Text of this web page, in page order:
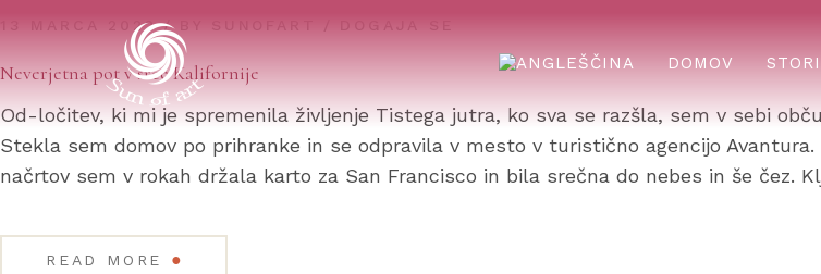
DOMOV
13 MARCA 2022
Neverjetna pot v srce Kalifornije
Od-ločitev, ki mi je spremenila življenje Tistega jutra, ko sva se razšla, sem v sebi
Stekla sem domov po prihranke in se odpravila v mesto v turistično agencijo
načrtov sem v rokah držala karto za San Francisco in bila srečna do nebes in še čez.
READ MORE ●